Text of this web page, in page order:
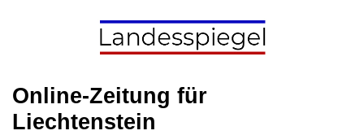
Online-Zeitung für
Liechtenstein